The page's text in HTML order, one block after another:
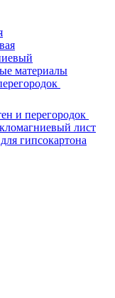
материалы
и перегородок
лист
гипсокартона